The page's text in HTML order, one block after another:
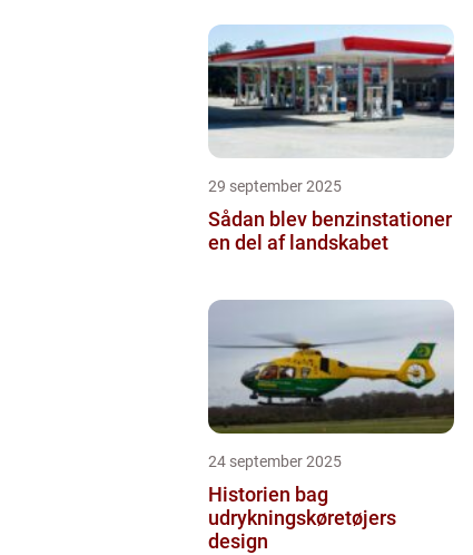
29 september 2025
Sådan blev benzinstationer
en del af landskabet
24 september 2025
Historien bag
udrykningskøretøjers
design